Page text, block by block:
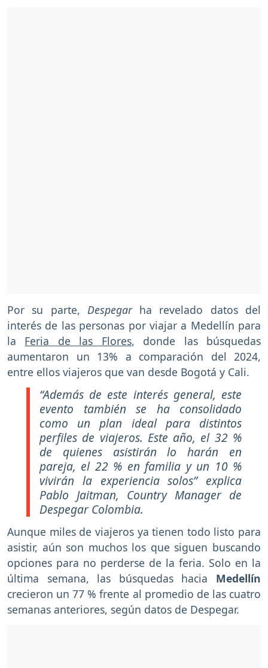
Por su parte, Despegar ha revelado datos del
interés de las personas por viajar a Medellín para
la Feria de las Flores, donde las búsquedas
aumentaron un 13% a comparación del 2024,
entre ellos viajeros que van desde Bogotá y Cali.
“Además de este interés general, este
evento también se ha consolidado
como un plan ideal para distintos
perfiles de viajeros. Este año, el 32 %
de quienes asistirán lo harán en
pareja, el 22 % en familia y un 10 %
vivirán la experiencia solos” explica
Pablo Jaitman, Country Manager de
Despegar Colombia.
Aunque miles de viajeros ya tienen todo listo para
asistir, aún son muchos los que siguen buscando
opciones para no perderse de la feria. Solo en la
última semana, las búsquedas hacia Medellín
crecieron un 77 % frente al promedio de las cuatro
semanas anteriores, según datos de Despegar.